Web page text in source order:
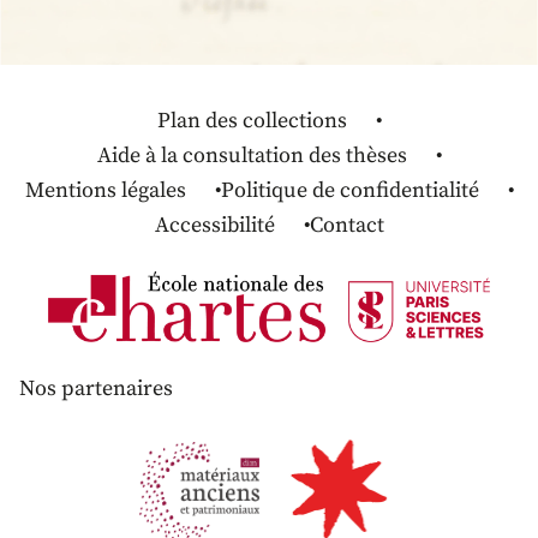
Plan des collections
Aide à la consultation des thèses
Mentions légales
Politique de confidentialité
Accessibilité
Contact
Nos partenaires